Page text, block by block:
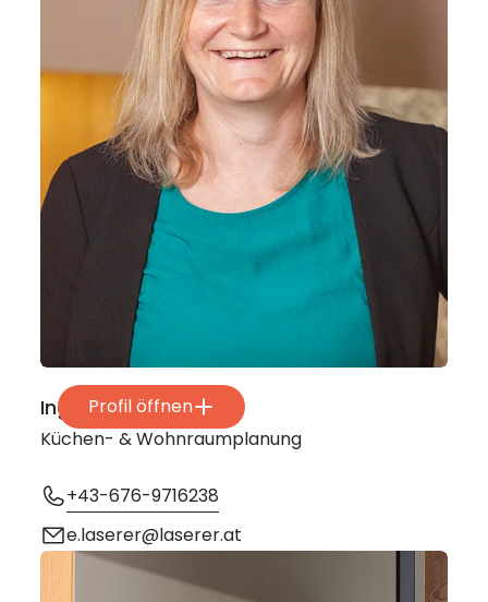
Profil öffnen
Ing. Elisabeth Laserer
Küchen- & Wohnraumplanung
+43-676-9716238
e.laserer@laserer.at